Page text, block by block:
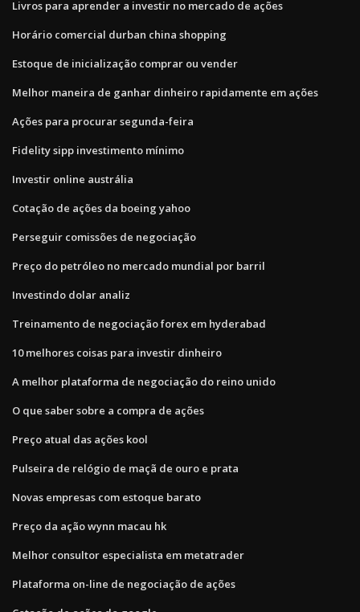
Livros para aprender a investir no mercado de ações
Horário comercial durban china shopping
Estoque de inicialização comprar ou vender
Melhor maneira de ganhar dinheiro rapidamente em ações
Ações para procurar segunda-feira
Fidelity sipp investimento mínimo
Investir online austrália
Cotação de ações da boeing yahoo
Perseguir comissões de negociação
Preço do petróleo no mercado mundial por barril
Investindo dolar analiz
Treinamento de negociação forex em hyderabad
10 melhores coisas para investir dinheiro
A melhor plataforma de negociação do reino unido
O que saber sobre a compra de ações
Preço atual das ações kool
Pulseira de relógio de maçã de ouro e prata
Novas empresas com estoque barato
Preço da ação wynn macau hk
Melhor consultor especialista em metatrader
Plataforma on-line de negociação de ações